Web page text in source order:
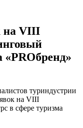
на VIII
«PROбренд»
туриндустрии
на VIII
в сфере туризма